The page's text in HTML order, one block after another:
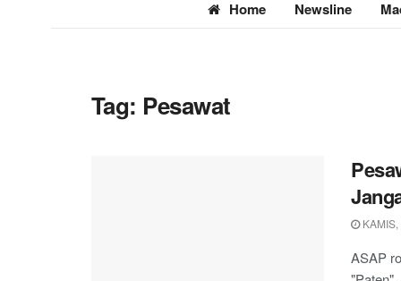
Home Newsline
Tag: Pesawat
KAMIS,
ASAP